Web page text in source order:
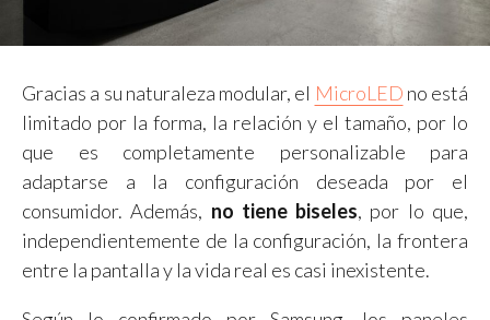
Gracias a su naturaleza modular, el MicroLED no está
limitado por la forma, la relación y el tamaño, por lo
que es completamente personalizable para
adaptarse a la configuración deseada por el
consumidor. Además, no tiene biseles, por lo que,
independientemente de la configuración, la frontera
entre la pantalla y la vida real es casi inexistente.